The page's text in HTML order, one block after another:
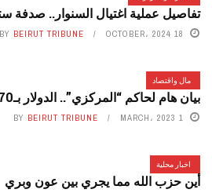
تفاصيل عملية اغتيال السنوار.. صدفة
18 OCTOBER، 2024 BY BEIRUT TRIBUNE
مال واقتصاد
بيان هام لحاكم “المركزي”.. الدولار بـ70 ألفاً بدءا من الغد
1 MARCH، 2023 BY BEIRUT TRIBUNE
اخبار محلية
أين حزب الله مما يجري بين عون وبري